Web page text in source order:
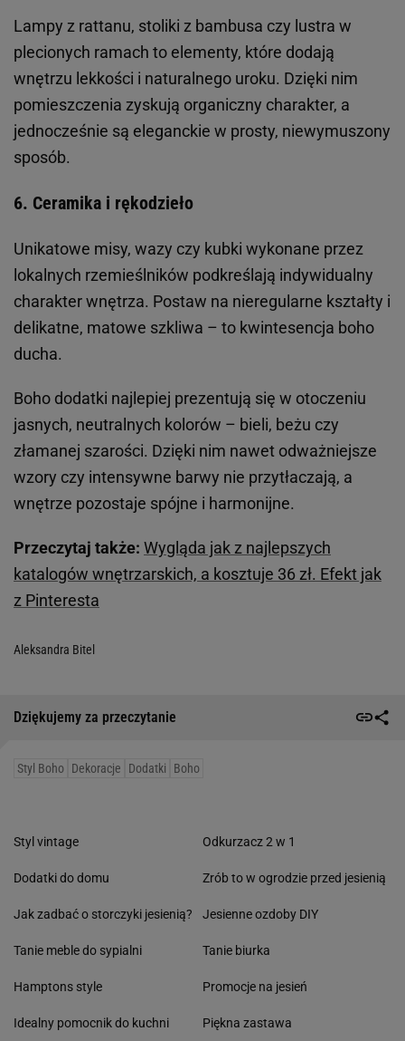
Lampy z rattanu, stoliki z bambusa czy lustra w
plecionych ramach to elementy, które dodają
wnętrzu lekkości i naturalnego uroku. Dzięki nim
pomieszczenia zyskują organiczny charakter, a
jednocześnie są eleganckie w prosty, niewymuszony
sposób.
6. Ceramika i rękodzieło
Unikatowe misy, wazy czy kubki wykonane przez
lokalnych rzemieślników podkreślają indywidualny
charakter wnętrza. Postaw na nieregularne kształty i
delikatne, matowe szkliwa – to kwintesencja boho
ducha.
Boho dodatki najlepiej prezentują się w otoczeniu
jasnych, neutralnych kolorów – bieli, beżu czy
złamanej szarości. Dzięki nim nawet odważniejsze
wzory czy intensywne barwy nie przytłaczają, a
wnętrze pozostaje spójne i harmonijne.
Przeczytaj także: Wygląda jak z najlepszych
katalogów wnętrzarskich, a kosztuje 36 zł. Efekt jak
z Pinteresta
Aleksandra Bitel
Dziękujemy za przeczytanie
Styl Boho Dekoracje Dodatki Boho
Styl vintage
Dodatki do domu
Jak zadbać o storczyki jesienią?
Tanie meble do sypialni
Hamptons style
Idealny pomocnik do kuchni
Odkurzacz 2 w 1
Zrób to w ogrodzie przed jesienią
Jesienne ozdoby DIY
Tanie biurka
Promocje na jesień
Piękna zastawa